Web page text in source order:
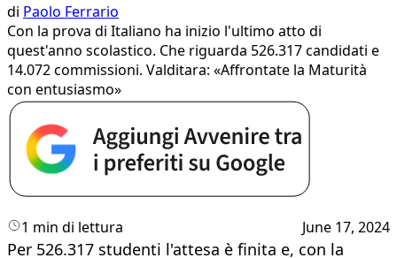
di Paolo Ferrario
Con la prova di Italiano ha inizio l'ultimo atto di
quest'anno scolastico. Che riguarda 526.317 candidati e
14.072 commissioni. Valditara: «Affrontate la Maturità
con entusiasmo»
1 min di lettura June 17, 2024
Per 526.317 studenti l'attesa è finita e, con la